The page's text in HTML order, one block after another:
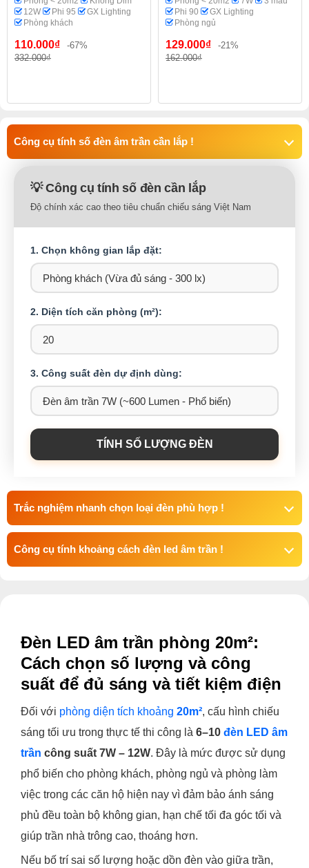
12W
Phi 95
GX Lighting
Phòng khách
110.000₫
-67%
332.000₫
Phi 90
GX Lighting
Phòng ngủ
129.000₫
-21%
162.000₫
Công cụ tính số đèn âm trần cần lắp !
💡 Công cụ tính số đèn cần lắp
Độ chính xác cao theo tiêu chuẩn chiếu sáng Việt Nam
1. Chọn không gian lắp đặt:
2. Diện tích căn phòng (m²):
3. Công suất đèn dự định dùng:
TÍNH SỐ LƯỢNG ĐÈN
Trắc nghiệm nhanh chọn loại đèn phù hợp !
Công cụ tính khoảng cách đèn led âm trần !
Đèn LED âm trần phòng 20m²:
Cách chọn số lượng và công
suất để đủ sáng và tiết kiệm điện
Đối với phòng diện tích khoảng 20m², cấu hình chiếu
sáng tối ưu trong thực tế thi công là 6–10 đèn LED âm
trần công suất 7W – 12W. Đây là mức được sử dụng
phổ biến cho phòng khách, phòng ngủ và phòng làm
việc trong các căn hộ hiện nay vì đảm bảo ánh sáng
phủ đều toàn bộ không gian, hạn chế tối đa góc tối và
giúp trần nhà trông cao, thoáng hơn.
Nếu bố trí sai số lượng hoặc dồn đèn vào giữa trần,